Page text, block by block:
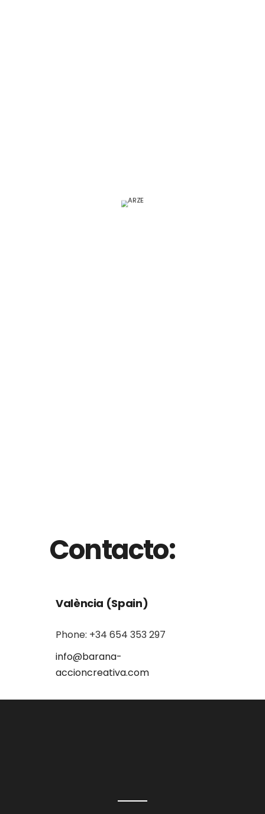
Contacto:
València (Spain)
Phone: +34 654 353 297
info@barana-
accioncreativa.com